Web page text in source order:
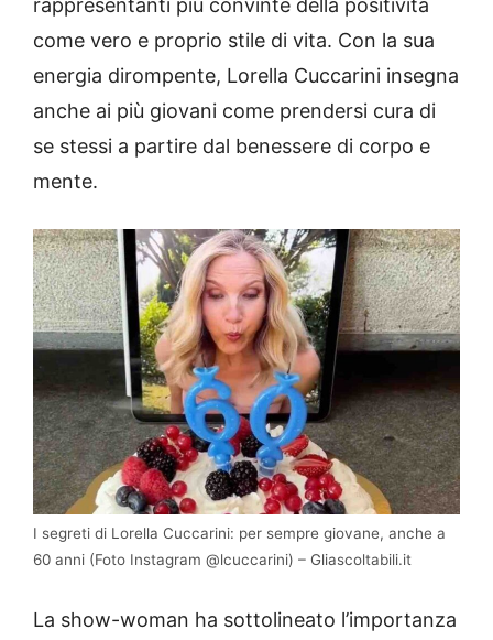
rappresentanti più convinte della positività
come vero e proprio stile di vita. Con la sua
energia dirompente, Lorella Cuccarini insegna
anche ai più giovani come prendersi cura di
se stessi a partire dal benessere di corpo e
mente.
I segreti di Lorella Cuccarini: per sempre giovane, anche a
60 anni (Foto Instagram @lcuccarini) – Gliascoltabili.it
La show-woman ha sottolineato l’importanza